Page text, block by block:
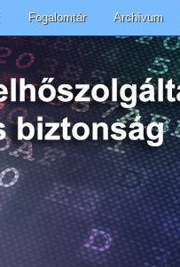
Fogalomtár Archívum